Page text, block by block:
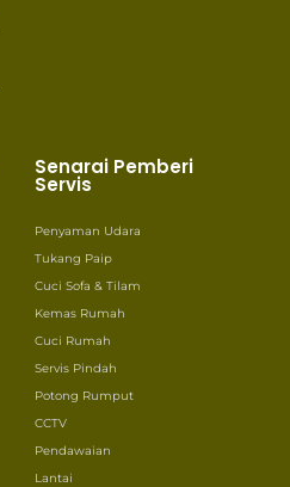
Senarai Pemberi
Servis
Penyaman Udara
Tukang Paip
Cuci Sofa & Tilam
Kemas Rumah
Cuci Rumah
Servis Pindah
Potong Rumput
CCTV
Pendawaian
Lantai